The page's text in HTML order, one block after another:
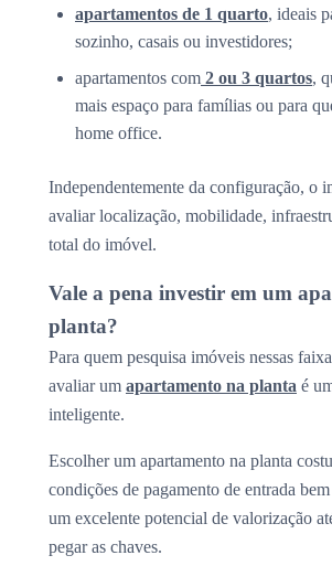
apartamentos de 1 quarto, ideais
sozinho, casais ou investidores;
apartamentos com 2 ou 3 quartos,
mais espaço para famílias ou para
home office.
Independentemente da configuração, o
avaliar localização, mobilidade,
total do imóvel.
Vale a pena investir em um
planta?
Para quem pesquisa imóveis nessas
avaliar um apartamento na planta é
inteligente.
Escolher um apartamento na planta
condições de pagamento de entrada
um excelente potencial de valorização
pegar as chaves.